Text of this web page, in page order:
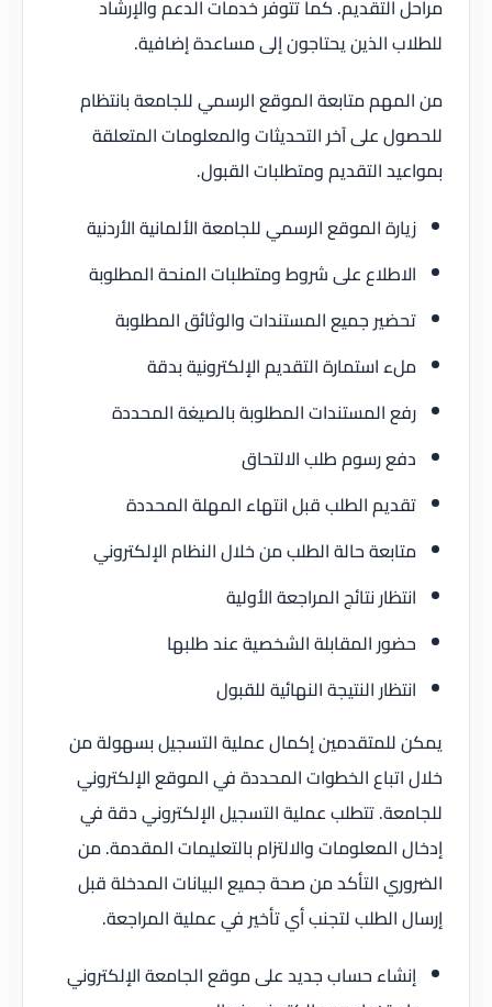
مراحل التقديم. كما تتوفر خدمات الدعم والإرشاد
للطلاب الذين يحتاجون إلى مساعدة إضافية.
من المهم متابعة الموقع الرسمي للجامعة بانتظام
للحصول على آخر التحديثات والمعلومات المتعلقة
بمواعيد التقديم ومتطلبات القبول.
زيارة الموقع الرسمي للجامعة الألمانية الأردنية
الاطلاع على شروط ومتطلبات المنحة المطلوبة
تحضير جميع المستندات والوثائق المطلوبة
ملء استمارة التقديم الإلكترونية بدقة
رفع المستندات المطلوبة بالصيغة المحددة
دفع رسوم طلب الالتحاق
تقديم الطلب قبل انتهاء المهلة المحددة
متابعة حالة الطلب من خلال النظام الإلكتروني
انتظار نتائج المراجعة الأولية
حضور المقابلة الشخصية عند طلبها
انتظار النتيجة النهائية للقبول
يمكن للمتقدمين إكمال عملية التسجيل بسهولة من
خلال اتباع الخطوات المحددة في الموقع الإلكتروني
للجامعة. تتطلب عملية التسجيل الإلكتروني دقة في
إدخال المعلومات والالتزام بالتعليمات المقدمة. من
الضروري التأكد من صحة جميع البيانات المدخلة قبل
إرسال الطلب لتجنب أي تأخير في عملية المراجعة.
إنشاء حساب جديد على موقع الجامعة الإلكتروني